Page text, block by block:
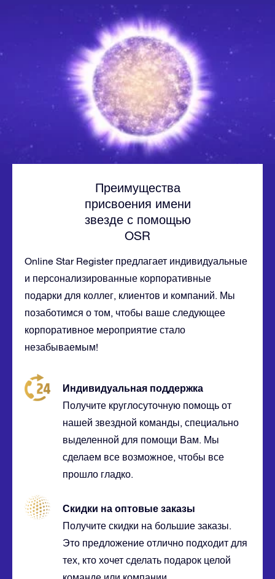
Преимущества
присвоения имени
звезде с помощью
OSR
Online Star Register предлагает индивидуальные
и персонализированные корпоративные
подарки для коллег, клиентов и компаний. Мы
позаботимся о том, чтобы ваше следующее
корпоративное мероприятие стало
незабываемым!
Индивидуальная поддержка
Получите круглосуточную помощь от
нашей звездной команды, специально
выделенной для помощи Вам. Мы
сделаем все возможное, чтобы все
прошло гладко.
Скидки на оптовые заказы
Получите скидки на большие заказы.
Это предложение отлично подходит для
тех, кто хочет сделать подарок целой